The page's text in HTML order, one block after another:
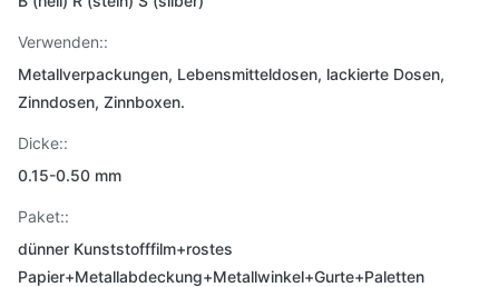
Verwenden::
Metallverpackungen, Lebensmitteldosen, lackierte Dosen,
Zinndosen, Zinnboxen.
Dicke::
0.15-0.50 mm
Paket::
dünner Kunststofffilm+rostes
Papier+Metallabdeckung+Metallwinkel+Gurte+Paletten